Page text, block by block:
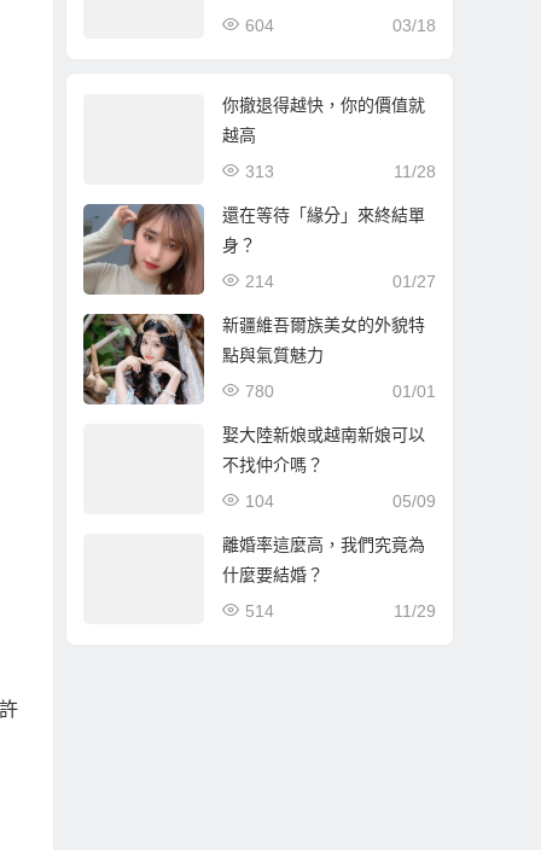
比較好？
03/18
604
你撤退得越快，你的價值就
越高
11/28
313
還在等待「緣分」來終結單
身？
01/27
214
新疆維吾爾族美女的外貌特
點與氣質魅力
01/01
780
娶大陸新娘或越南新娘可以
不找仲介嗎？
05/09
104
離婚率這麼高，我們究竟為
什麼要結婚？
11/29
514